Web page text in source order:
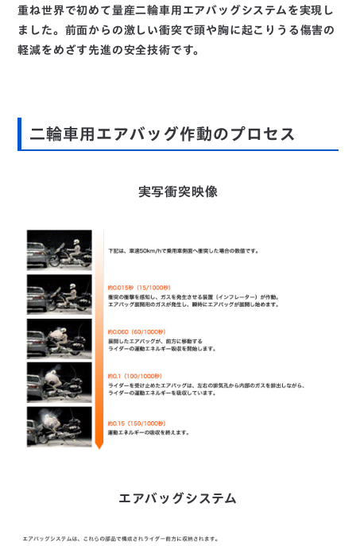
重ね世界で初めて量産二輪車用エアバッグシステムを実現し
ました。前面からの激しい衝突で頭や胸に起こりうる傷害の
軽減をめざす先進の安全技術です。
二輪車用エアバッグ作動のプロセス
実写衝突映像
エアバッグシステム